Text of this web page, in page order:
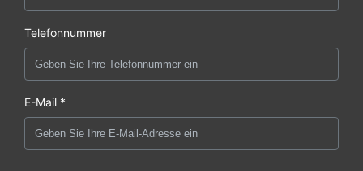
Telefonnummer
E-Mail *